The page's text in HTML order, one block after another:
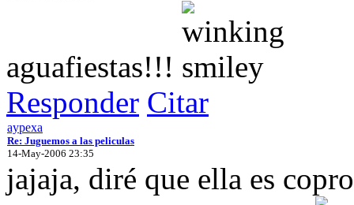
aguafiestas!!!
Responder Citar
aypexa
Re: Juguemos a las peliculas
14-May-2006 23:35
jajaja, diré que ella es